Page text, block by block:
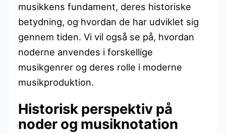
musikkens fundament, deres historiske
betydning, og hvordan de har udviklet sig
gennem tiden. Vi vil også se på, hvordan
noderne anvendes i forskellige
musikgenrer og deres rolle i moderne
musikproduktion.
Historisk perspektiv på
noder og musiknotation